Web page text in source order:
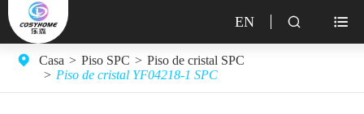
EN  
Casa Piso SPC
Piso de cristal SPC
Piso de cristal YF04218-1 SPC